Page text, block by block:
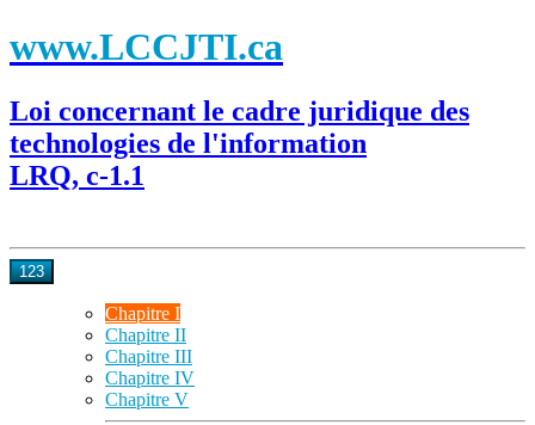
www.LCCJTI.ca
Loi concernant le cadre juridique des
technologies de l'information
LRQ, c-1.1
123
Chapitre I
Chapitre II
Chapitre III
Chapitre IV
Chapitre V